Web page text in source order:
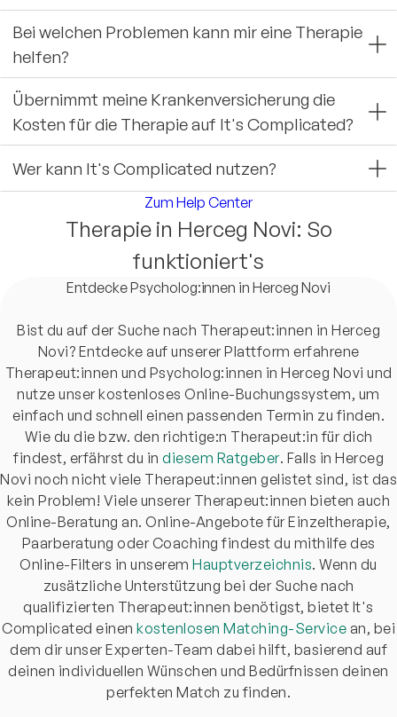
Bei welchen Problemen kann mir eine Therapie
helfen?
Übernimmt meine Krankenversicherung die
Kosten für die Therapie auf It's Complicated?
Wer kann It's Complicated nutzen?
Zum Help Center
Therapie in Herceg Novi: So
funktioniert's
Entdecke Psycholog:innen in Herceg Novi
Bist du auf der Suche nach Therapeut:innen in Herceg
Novi? Entdecke auf unserer Plattform erfahrene
Therapeut:innen und Psycholog:innen in Herceg Novi und
nutze unser kostenloses Online-Buchungssystem, um
einfach und schnell einen passenden Termin zu finden.
Wie du die bzw. den richtige:n Therapeut:in für dich
findest, erfährst du in diesem Ratgeber. Falls in Herceg
Novi noch nicht viele Therapeut:innen gelistet sind, ist das
kein Problem! Viele unserer Therapeut:innen bieten auch
Online-Beratung an. Online-Angebote für Einzeltherapie,
Paarberatung oder Coaching findest du mithilfe des
Online-Filters in unseremHauptverzeichnis. Wenn du
zusätzliche Unterstützung bei der Suche nach
qualifizierten Therapeut:innen benötigst, bietet It's
Complicated einen kostenlosen Matching-Service an, bei
dem dir unser Experten-Team dabei hilft, basierend auf
deinen individuellen Wünschen und Bedürfnissen deinen
perfekten Match zu finden.